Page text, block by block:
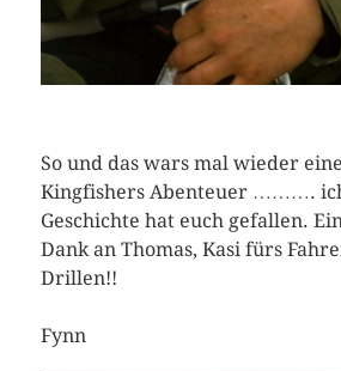
So und das wars mal wieder
Kingfishers Abenteuer ……….
Geschichte hat euch gefallen.
Dank an Thomas, Kasi fürs
Drillen!!
Fynn